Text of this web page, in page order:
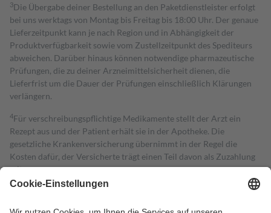
3Die Übergabe deiner Bestellung an den Paketdienstleister erfolgt
bei uns werktags von Montag bis Freitag bis 18:00 Uhr. Der genaue
Lieferzeitpunkt kann je nach Region und in Abhängigkeit der
Produktverfügbarkeit sowie vom Zustellzeitpunkt des Spediteurs
abweichen. Darüber hinaus können notwendige pharmazeutische
Prüfungen, die zu deiner Arzneimittelsicherheit dienen, die
Lieferfrist um die Dauer der Prüfungen einschließlich Klärungen
verlängern.
4Für verschreibungspflichtige Medikamente stellt der Arzt ein
Rezept aus und der Patient erhält sie in der Apotheke. Die
gesetzliche Krankenversicherung übernimmt in der Regel die
Kosten dafür, der Versicherte trägt einen Teil davon als Zuzahlung
mit.
Grundsätzlich leisten Mitglieder Zuzahlungen in Höhe von zehn
höchstens zehn Euro.
Es sind jedoch nie mehr als die tatsächlichen